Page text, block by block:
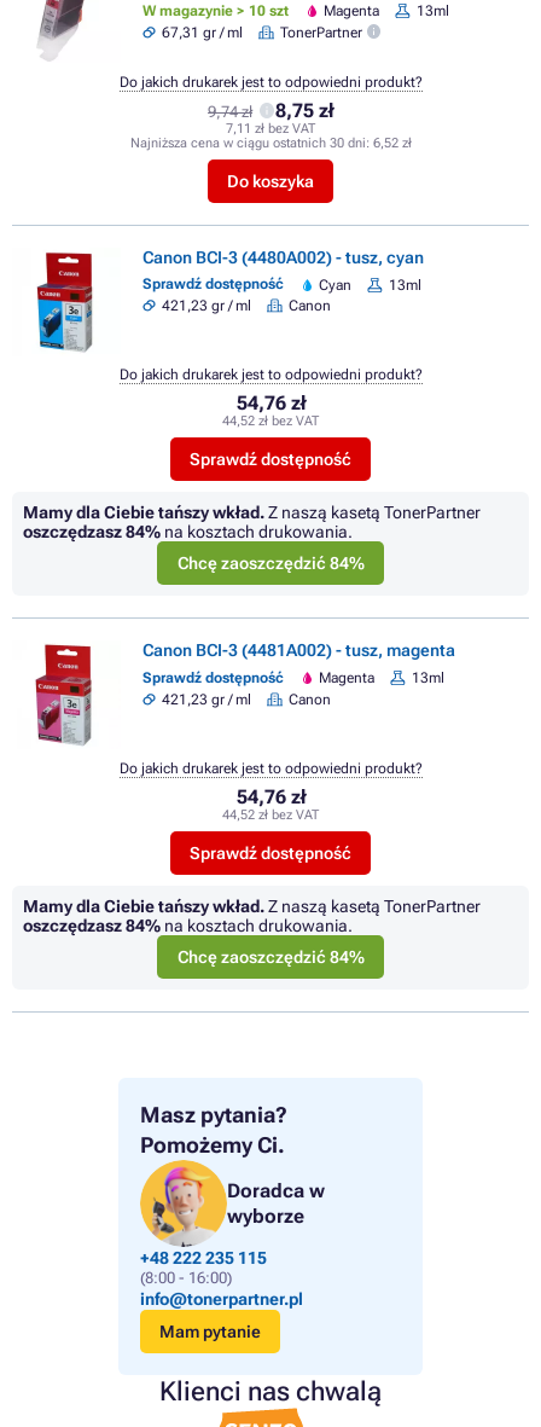
Masz pytania?
Pomożemy Ci.
Doradca w
wyborze
+48 222 235 115
(8:00 - 16:00)
info@tonerpartner.pl
Mam pytanie
Klienci nas chwalą
W magazynie > 10 szt Magenta
13ml
67,31 gr / ml
TonerPartner
9,74 zł 8,75 zł
7,11 zł bez VAT
Najniższa cena w ciągu ostatnich 30 dni: 6,52 zł
Do koszyka
Do jakich drukarek jest to odpowiedni produkt?
Canon BCI-3 (4480A002) - tusz, cyan
Sprawdź dostępność Cyan
13ml
421,23 gr / ml
Canon
54,76 zł
44,52 zł bez VAT
Sprawdź dostępność
Do jakich drukarek jest to odpowiedni produkt?
Mamy dla Ciebie tańszy wkład.Z naszą kasetą TonerPartner
oszczędzasz84% na kosztach drukowania.
Chcę zaoszczędzić 84%
Canon BCI-3 (4481A002) - tusz, magenta
Sprawdź dostępność Magenta
13ml
421,23 gr / ml
Canon
54,76 zł
44,52 zł bez VAT
Sprawdź dostępność
Do jakich drukarek jest to odpowiedni produkt?
Mamy dla Ciebie tańszy wkład.Z naszą kasetą TonerPartner
oszczędzasz84% na kosztach drukowania.
Chcę zaoszczędzić 84%